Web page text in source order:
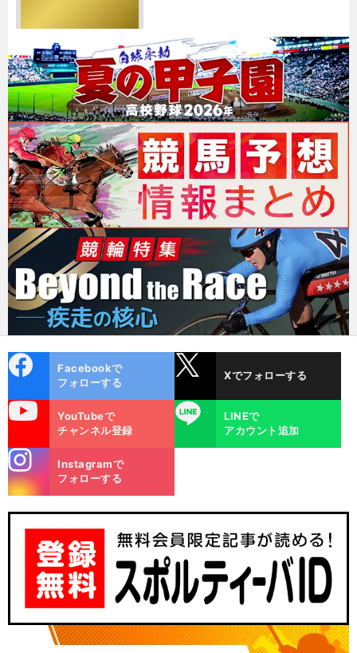
ok
Facebookで
フォローする
Xでフォローする
YouTubeで
チャンネル登録
LINE
LINEで
アカウント追加
m
Instagramで
フォローする